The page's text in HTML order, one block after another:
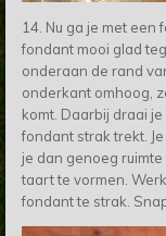
14. Nu ga je met een
fondant mooi glad
onderaan de rand
onderkant omhoog,
komt. Daarbij draai
fondant strak trekt.
je dan genoeg
taart te vormen.
fondant te strak.